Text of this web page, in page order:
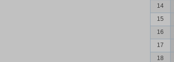
14
15
16
17
18